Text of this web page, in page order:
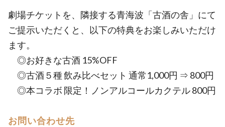
劇場チケットを、隣接する青海波「古酒の舎」にて
ご提示いただくと、以下の特典をお楽しみいただけ
ます。
◎お好きな古酒 15%OFF
◎古酒５種 飲み比べセット 通常1,000円 ⇒ 800円
◎本コラボ 限定！ノンアルコールカクテル 800円
お問い合わせ先